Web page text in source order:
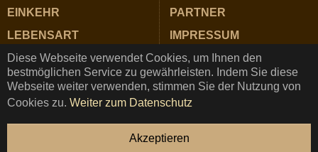
Diese Webseite verwendet Cookies, um Ihnen den
bestmöglichen Service zu gewährleisten. Indem Sie diese
Webseite weiter verwenden, stimmen Sie der Nutzung von
Cookies zu. Weiter zum Datenschutz
Akzeptieren
EINKEHR
LEBENSART
ZUTATEN
PARTNER
IMPRESSUM
DATENSCHUTZ
TARTUFFEL © Copyright 2025 ★ Magazin für Gastrosophie